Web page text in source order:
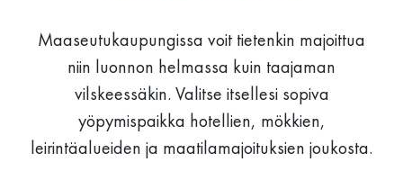
Maaseutukaupungissa voit tietenkin majoittua
niin luonnon helmassa kuin taajaman
vilskeessäkin. Valitse itsellesi sopiva
yöpymispaikka hotellien, mökkien,
leirintäalueiden ja maatilamajoituksien joukosta.